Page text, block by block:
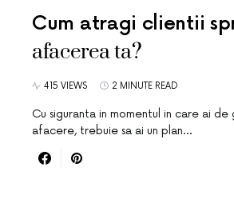
Cum atragi clientii
afacerea ta?
415 VIEWS 2 MINUTE READ
Cu siguranta in momentul in care ai de
afacere, trebuie sa ai un plan…